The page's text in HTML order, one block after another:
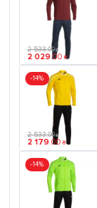
2 533.00 ₴
2 029 .00 ₴
-14%
2 533.00 ₴
2 179.00 ₴
-14%